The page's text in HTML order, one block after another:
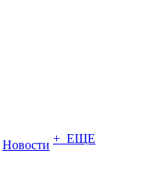
Новости + ЕЩЕ